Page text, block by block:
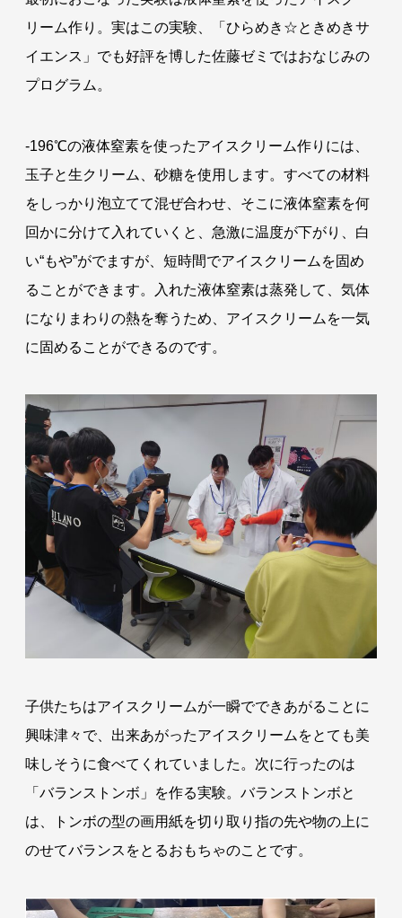
リーム作り。実はこの実験、「ひらめき☆ときめきサ
イエンス」でも好評を博した佐藤ゼミではおなじみの
プログラム。
-196℃の液体窒素を使ったアイスクリーム作りには、
玉子と生クリーム、砂糖を使用します。すべての材料
をしっかり泡立てて混ぜ合わせ、そこに液体窒素を何
回かに分けて入れていくと、急激に温度が下がり、白
い“もや”がでますが、短時間でアイスクリームを固め
ることができます。入れた液体窒素は蒸発して、気体
になりまわりの熱を奪うため、アイスクリームを一気
に固めることができるのです。
子供たちはアイスクリームが一瞬でできあがることに
興味津々で、出来あがったアイスクリームをとても美
味しそうに食べてくれていました。次に行ったのは
「バランストンボ」を作る実験。バランストンボと
は、トンボの型の画用紙を切り取り指の先や物の上に
のせてバランスをとるおもちゃのことです。